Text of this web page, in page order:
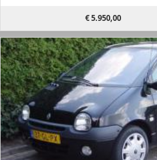
€ 5.950,00